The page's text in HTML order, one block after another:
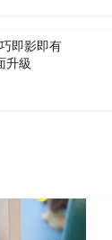
即影即有
升級